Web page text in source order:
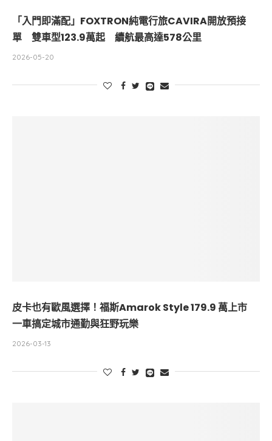
「入門即滿配」FOXTRON純電行旅CAVIRA開放預接
單 雙車型123.9萬起 續航最高達578公里
2026-05-20
皮卡也有歐風選擇！福斯Amarok Style 179.9 萬上市
一車搞定城市通勤與狂野玩樂
2026-03-13